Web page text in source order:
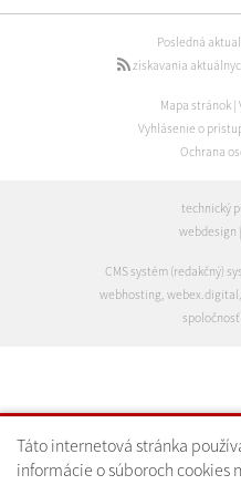
Táto internetová stránka
informácie o súboroch cookies
Posledná
získavania
Mapa stránok |
Vyhlásenie o
Ochrana
technický
webdesign |
CMS systém (redakčný)
webhosting webex.digital